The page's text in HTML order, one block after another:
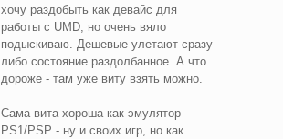
хочу раздобыть как девайс для
работы с UMD, но очень вяло
подыскиваю. Дешевые улетают сразу
либо состояние раздолбанное. А что
дороже - там уже виту взять можно.
Сама вита хороша как эмулятор
PS1/PSP - ну и своих игр, но как